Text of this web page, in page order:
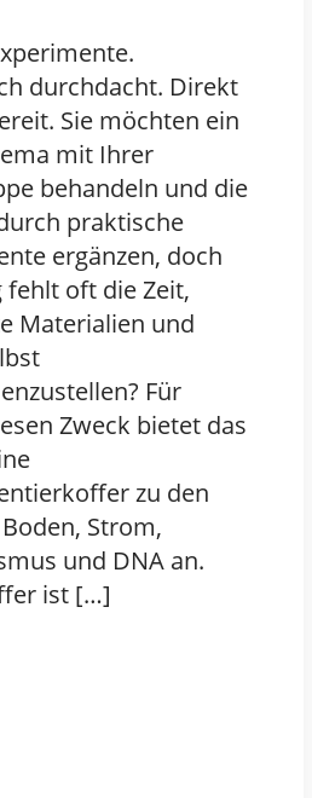
durchdacht. Direkt
Sie möchten ein
mit Ihrer
behandeln und die
praktische
ergänzen, doch
fehlt oft die Zeit,
Materialien und
Für
Zweck bietet das
zu den
Strom,
und DNA an.
ist […]